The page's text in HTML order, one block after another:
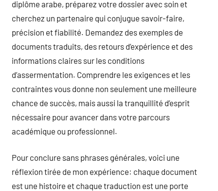
diplôme arabe, préparez votre dossier avec soin et
cherchez un partenaire qui conjugue savoir-faire,
précision et fiabilité. Demandez des exemples de
documents traduits, des retours d’expérience et des
informations claires sur les conditions
d’assermentation. Comprendre les exigences et les
contraintes vous donne non seulement une meilleure
chance de succès, mais aussi la tranquillité d’esprit
nécessaire pour avancer dans votre parcours
académique ou professionnel.
Pour conclure sans phrases générales, voici une
réflexion tirée de mon expérience: chaque document
est une histoire et chaque traduction est une porte